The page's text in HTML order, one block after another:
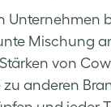
Unternehmen
Mischung
von
zu anderen